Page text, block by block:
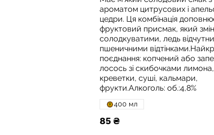
ароматом цитрусових і
цедри. Ця комбінація
фруктовий присмак, який
солодкуватими, ледь
пшеничними
поєднання: копчений або
лосось зі скибочками лимона,
креветки, суші, кальмари,
фрукти.Алкоголь: об.:4,8%
85 ₴
400 мл